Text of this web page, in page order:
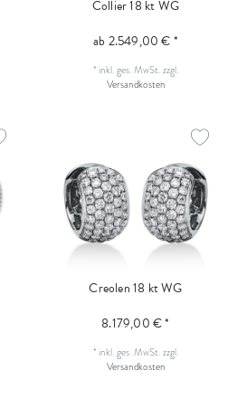
Collier 18 kt WG
ab 2.549,00 € *
* inkl. ges. MwSt.zzgl.
Versandkosten
Creolen 18 kt WG
8.179,00 € *
* inkl. ges. MwSt.zzgl.
Versandkosten